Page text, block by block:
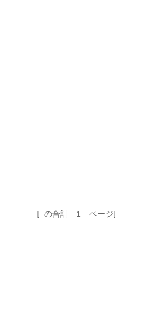
[ の合計 1 ページ]